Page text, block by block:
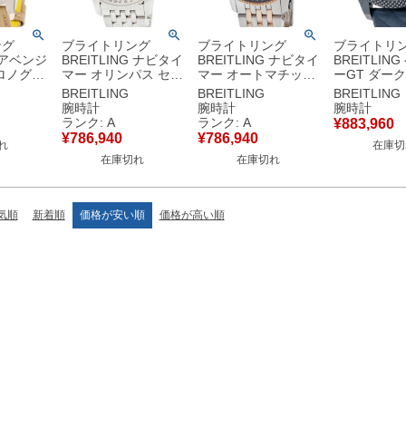
ベンジ
グラ
【中
ブライトリング
BREITLING ナビタイ
マー オリンパス セミ
パーペチュアルカレ
ンダー A190G12NP
A19340 月相 メンズ
腕時計自動巻き シル
バー 【中古】中古美
BREITLING
腕時計
ランク: A
¥786,940
在庫切れ
ブライトリング
BREITLING ナビタイ
マー オートマチック
41 U17326121M1U1
U17326 K18RG×SS
コンビ グレー メンズ
腕時計自動巻き グレ
ー 【中古】中古美品
BREITLING
腕時計
ランク: A
¥786,940
在庫切れ
ブライトリ
BREITLING
ーGT ダー
イア エディ
XB0613C1/
XB0613 デ
メンズ 腕時
き ブルー
BREITLING
腕時計
¥883,960
在庫
順 新着順 価格が安い順 価格が高い順